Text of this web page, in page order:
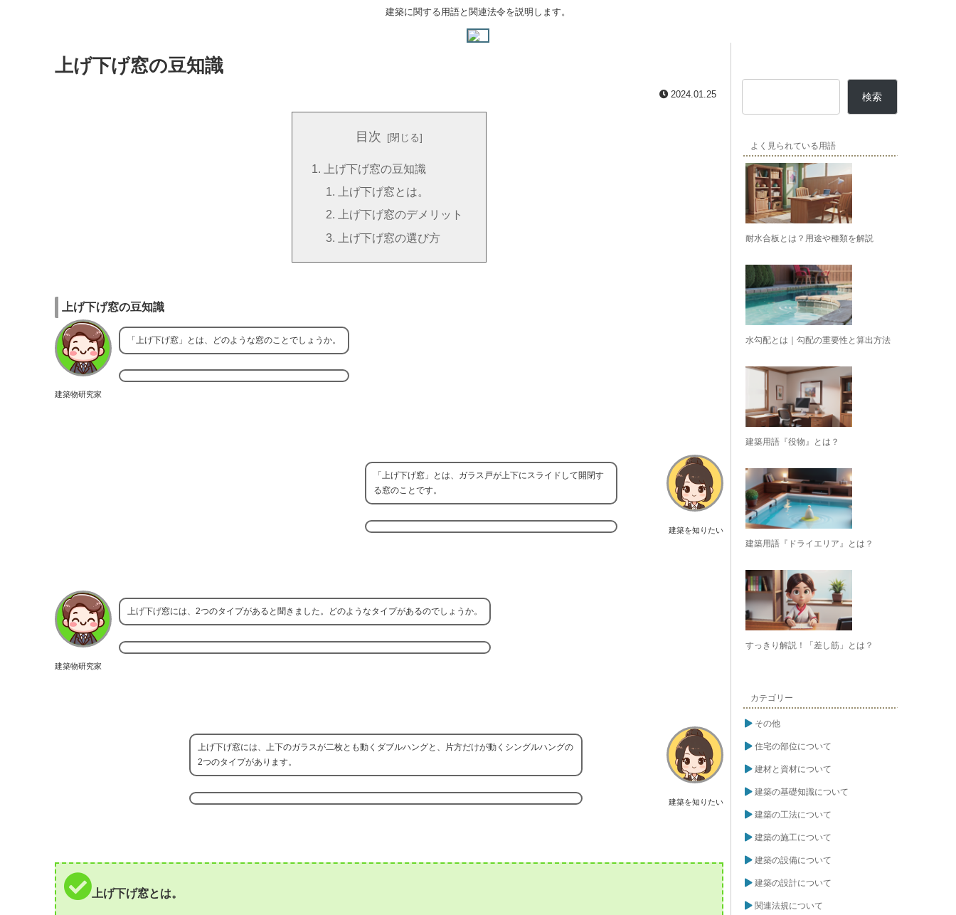
建築に関する用語と関連法令を説明します。
上げ下げ窓の豆知識
2024.01.25
目次
上げ下げ窓の豆知識
上げ下げ窓とは。
上げ下げ窓のデメリット
上げ下げ窓の選び方
上げ下げ窓の豆知識
建築物研究家
「上げ下げ窓」とは、どのような窓のことでしょうか。
建築を知りたい
「上げ下げ窓」とは、ガラス戸が上下にスライドして開閉す
る窓のことです。
建築物研究家
上げ下げ窓には、2つのタイプがあると聞きました。どのようなタイプがあるのでしょうか。
建築を知りたい
上げ下げ窓には、上下のガラスが二枚とも動くダブルハングと、片方だけが動くシングルハングの
2つのタイプがあります。
上げ下げ窓とは。
検索
よく見られている用語
耐水合板とは？用途や種類を解説
水勾配とは｜勾配の重要性と算出方法
建築用語『役物』とは？
建築用語『ドライエリア』とは？
すっきり解説！「差し筋」とは？
カテゴリー
その他
住宅の部位について
建材と資材について
建築の基礎知識について
建築の工法について
建築の施工について
建築の設備について
建築の設計について
関連法規について